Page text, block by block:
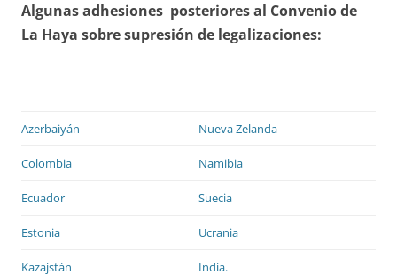
Algunas adhesiones posteriores al Convenio de
La Haya sobre supresión de legalizaciones:
Azerbaiyán Nueva Zelanda
Colombia Namibia
Ecuador Suecia
Estonia Ucrania
Kazajstán India.